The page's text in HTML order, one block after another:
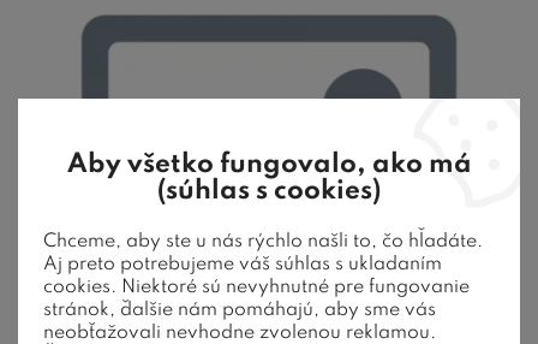
Aby všetko fungovalo, ako má
(súhlas s cookies)
Chceme, aby ste u nás rýchlo našli to, čo hľadáte.
Aj preto potrebujeme váš súhlas s ukladaním
cookies. Niektoré sú nevyhnutné pre fungovanie
stránok, ďalšie nám pomáhajú, aby sme vás
neobťažovali nevhodne zvolenou reklamou.